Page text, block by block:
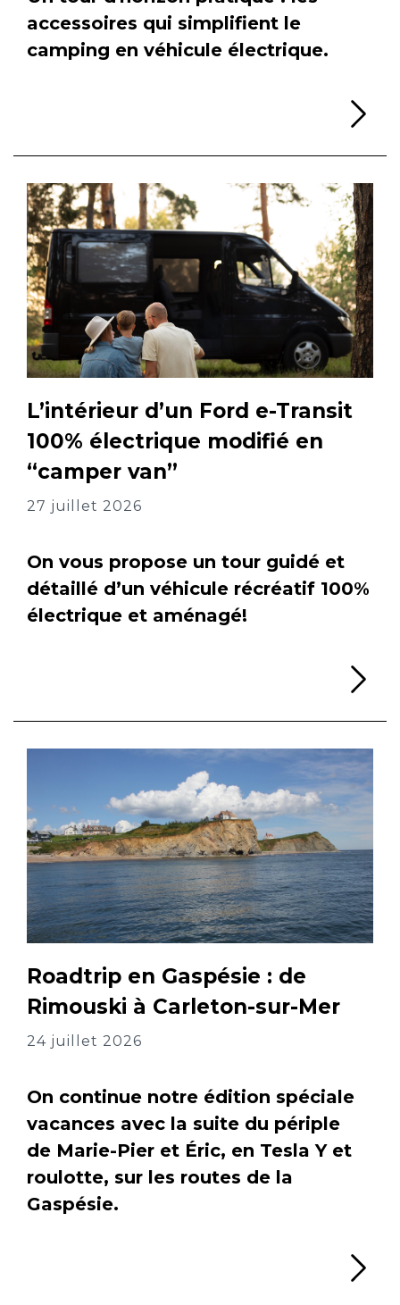
accessoires qui simplifient le
camping en véhicule électrique.
L’intérieur d’un Ford e-Transit
100% électrique modifié en
“camper van”
27 juillet 2026
On vous propose un tour guidé et
détaillé d’un véhicule récréatif 100%
électrique et aménagé!
Roadtrip en Gaspésie : de
Rimouski à Carleton-sur-Mer
24 juillet 2026
On continue notre édition spéciale
vacances avec la suite du périple
de Marie-Pier et Éric, en Tesla Y et
roulotte, sur les routes de la
Gaspésie.